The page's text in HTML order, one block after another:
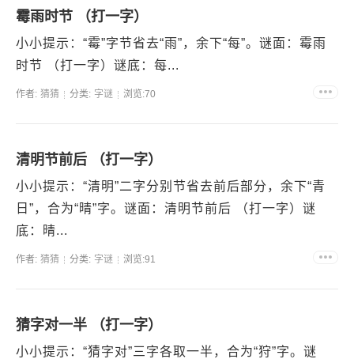
霉雨时节 （打一字）
小小提示：“霉”字节省去“雨”，余下“每”。谜面：霉雨
时节 （打一字）谜底：每...
作者: 猜猜 分类: 字谜 浏览:70
清明节前后 （打一字）
小小提示：“清明”二字分别节省去前后部分，余下“青
日”，合为“晴”字。谜面：清明节前后 （打一字）谜
底：晴...
作者: 猜猜 分类: 字谜 浏览:91
猜字对一半 （打一字）
小小提示：“猜字对”三字各取一半，合为“狩”字。谜